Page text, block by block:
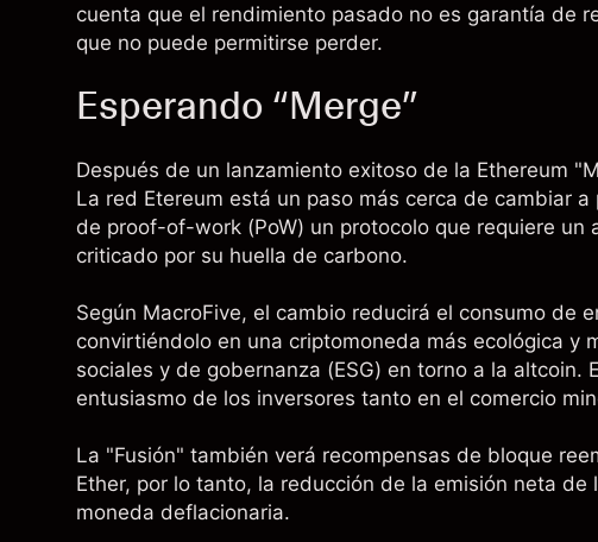
cuenta que el rendimiento pasado no es garantía de
que no puede permitirse perder.
Esperando “Merge”
Después de un lanzamiento exitoso de la Ethereum
La red Etereum está un paso más cerca de cambiar
de proof-of-work (PoW) un protocolo que requiere un
criticado por su huella de carbono.
Según MacroFive, el cambio reducirá el consumo de
convirtiéndolo en una criptomoneda más ecológica y
sociales y de gobernanza (ESG) en torno a la altcoin.
entusiasmo de los inversores tanto en el comercio
La "Fusión" también verá recompensas de bloque
Ether, por lo tanto, la reducción de la emisión neta
moneda deflacionaria.